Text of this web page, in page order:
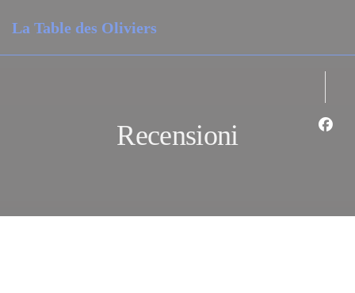
La Table des Oliviers
Recensioni